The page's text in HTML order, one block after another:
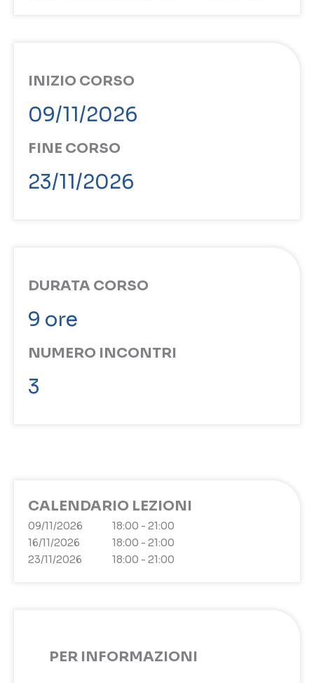
INIZIO CORSO
09/11/2026
FINE CORSO
23/11/2026
DURATA CORSO
9 ore
NUMERO INCONTRI
3
CALENDARIO LEZIONI
09/11/2026
18:00 - 21:00
16/11/2026
18:00 - 21:00
23/11/2026
18:00 - 21:00
PER INFORMAZIONI